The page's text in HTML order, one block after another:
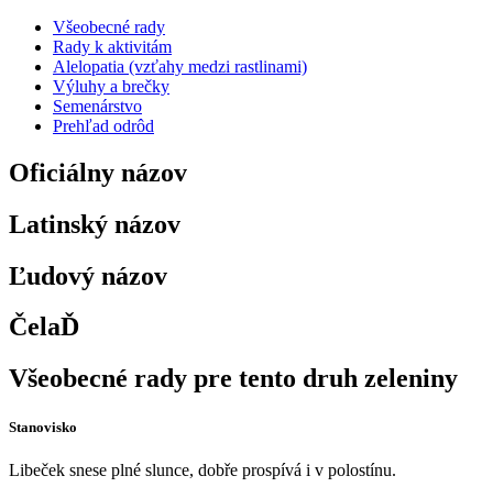
Všeobecné rady
Rady k aktivitám
Alelopatia (vzťahy medzi rastlinami)
Výluhy a brečky
Semenárstvo
Prehľad odrôd
Oficiálny názov
Latinský názov
Ľudový názov
ČelaĎ
Všeobecné rady pre tento druh zeleniny
Stanovisko
Libeček snese plné slunce, dobře prospívá i v polostínu.